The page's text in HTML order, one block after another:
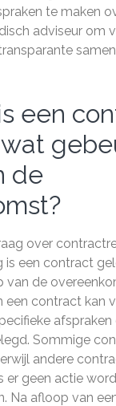
te maken
adviseur om
een
de
over
is een contract
van de
een contract kan
afspraken
Sommige
andere
er geen actie
Na afloop van